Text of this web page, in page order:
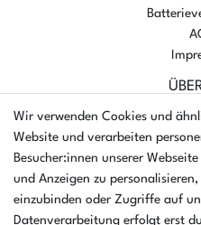
46325
Öffnungszeiten
Wir verwenden Cookies und
Website und verarbeiten
Besucher:innen unserer
und Anzeigen zu
einzubinden oder Zugriffe auf
Datenverarbeitung erfolgt erst